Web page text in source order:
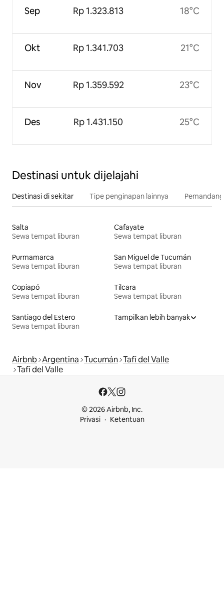
Sep
Okt
Nov
Des
Rp 1.323.813
Rp 1.341.703
Rp 1.359.592
Rp 1.431.150
18°C
21°C
23°C
25°C
Destinasi untuk dijelajahi
Destinasi di sekitar Tipe penginapan lainnya
Salta
Sewa tempat liburan
Cafayate
Sewa tempat liburan
Purmamarca
Sewa tempat liburan
San Miguel de Tucumán
Sewa tempat liburan
Copiapó
Sewa tempat liburan
Tilcara
Sewa tempat liburan
Santiago del Estero
Sewa tempat liburan
Tampilkan lebih banyak
Airbnb Argentina Tucumán Tafí del Valle
Tafí del Valle
© 2026 Airbnb, Inc.
Privasi
Ketentuan